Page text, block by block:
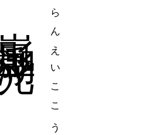
四字熟語
一覧表示 らんえいここう
四字熟語
一覧表示